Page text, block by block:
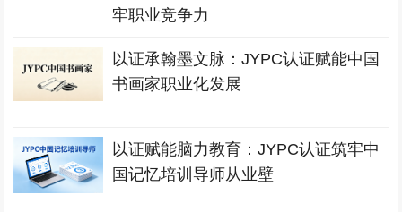
牢职业竞争力
以证承翰墨文脉：JYPC认证赋能中国
书画家职业化发展
以证赋能脑力教育：JYPC认证筑牢中
国记忆培训导师从业壁